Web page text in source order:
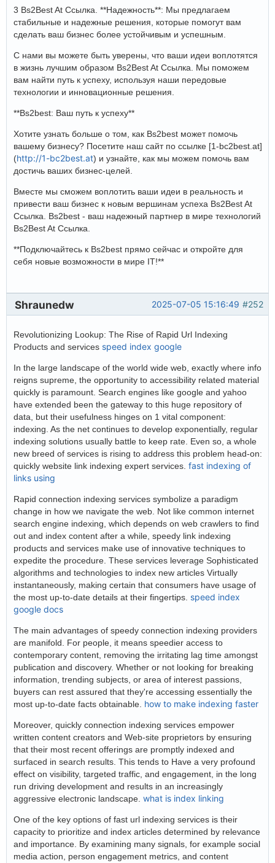
3 Bs2Best At Ссылка. **Надежность**: Мы предлагаем
стабильные и надежные решения, которые помогут вам
сделать ваш бизнес более устойчивым и успешным.
С нами вы можете быть уверены, что ваши идеи воплотятся
в жизнь лучшим образом Bs2Best At Ссылка. Мы поможем
вам найти путь к успеху, используя наши передовые
технологии и инновационные решения.
**Bs2best: Ваш путь к успеху**
Хотите узнать больше о том, как Bs2best может помочь
вашему бизнесу? Посетите наш сайт по ссылке [1-bc2best.at]
(http://1-bc2best.at) и узнайте, как мы можем помочь вам
достичь ваших бизнес-целей.
Вместе мы сможем воплотить ваши идеи в реальность и
привести ваш бизнес к новым вершинам успеха Bs2Best At
Ссылка. Bs2best - ваш надежный партнер в мире технологий
Bs2Best At Ссылка.
**Подключайтесь к Bs2best прямо сейчас и откройте для
себя новые возможности в мире IT!**
#252
2025-07-05 15:16:49
Shraunedw
Revolutionizing Lookup: The Rise of Rapid Url Indexing
Products and services speed index google
In the large landscape of the world wide web, exactly where info
reigns supreme, the opportunity to accessibility related material
quickly is paramount. Search engines like google and yahoo
have extended been the gateway to this huge repository of
data, but their usefulness hinges on 1 vital component:
indexing. As the net continues to develop exponentially, regular
indexing solutions usually battle to keep rate. Even so, a whole
new breed of services is rising to address this problem head-on:
quickly website link indexing expert services. fast indexing of
links using
Rapid connection indexing services symbolize a paradigm
change in how we navigate the web. Not like common internet
search engine indexing, which depends on web crawlers to find
out and index content after a while, speedy link indexing
products and services make use of innovative techniques to
expedite the procedure. These services leverage Sophisticated
algorithms and technologies to index new articles Virtually
instantaneously, making certain that consumers have usage of
the most up-to-date details at their fingertips. speed index
google docs
The main advantages of speedy connection indexing providers
are manifold. For people, it means speedier access to
contemporary content, removing the irritating lag time amongst
publication and discovery. Whether or not looking for breaking
information, trending subjects, or area of interest passions,
buyers can rest assured that they're accessing essentially the
most up-to-date facts obtainable. how to make indexing faster
Moreover, quickly connection indexing services empower
written content creators and Web-site proprietors by ensuring
that their most recent offerings are promptly indexed and
surfaced in search results. This tends to Have a very profound
effect on visibility, targeted traffic, and engagement, in the long
run driving development and results in an increasingly
aggressive electronic landscape. what is index linking
One of the key options of fast url indexing services is their
capacity to prioritize and index articles determined by relevance
and importance. By examining many signals, for example social
media action, person engagement metrics, and content